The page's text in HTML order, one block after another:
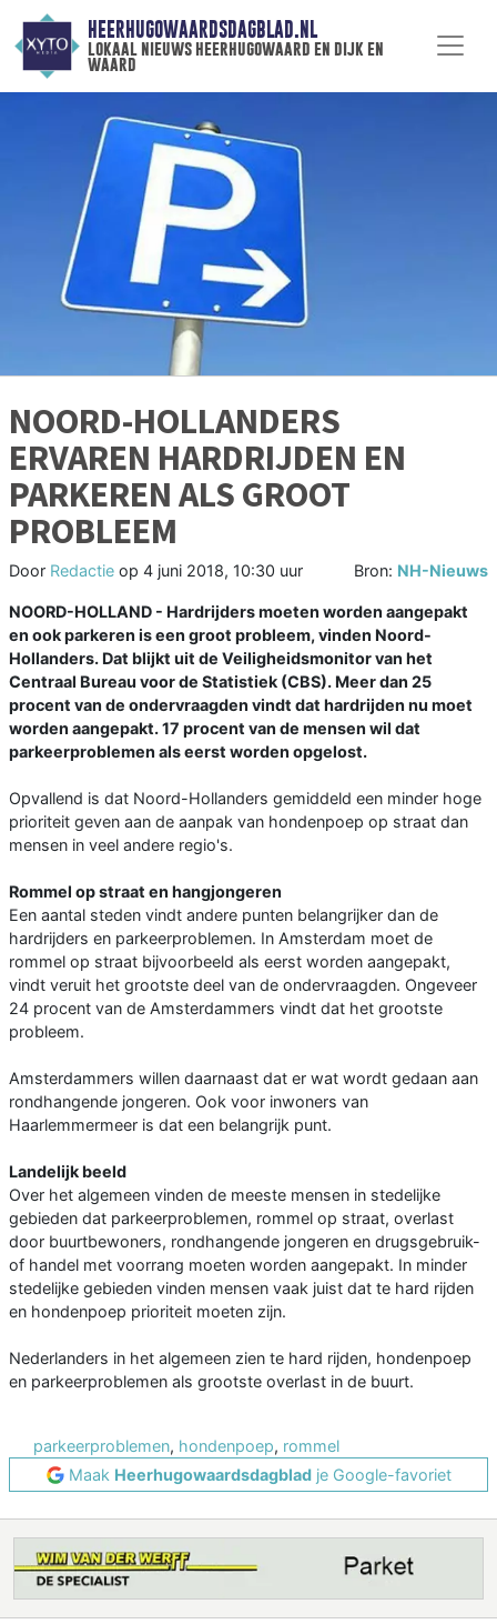
HEERHUGOWAARDSDAGBLAD.NL
lokaal nieuws heerhugowaard en dijk en
waard
NOORD-HOLLANDERS
ERVAREN HARDRIJDEN EN
PARKEREN ALS GROOT
PROBLEEM
Door Redactie op 4 juni 2018, 10:30 uur Bron: NH-Nieuws
NOORD-HOLLAND - Hardrijders moeten worden aangepakt
en ook parkeren is een groot probleem, vinden Noord-
Hollanders. Dat blijkt uit de Veiligheidsmonitor van het
Centraal Bureau voor de Statistiek (CBS). Meer dan 25
procent van de ondervraagden vindt dat hardrijden nu moet
worden aangepakt. 17 procent van de mensen wil dat
parkeerproblemen als eerst worden opgelost.
Opvallend is dat Noord-Hollanders gemiddeld een minder hoge
prioriteit geven aan de aanpak van hondenpoep op straat dan
mensen in veel andere regio's.
Rommel op straat en hangjongeren
Een aantal steden vindt andere punten belangrijker dan de
hardrijders en parkeerproblemen. In Amsterdam moet de
rommel op straat bijvoorbeeld als eerst worden aangepakt,
vindt veruit het grootste deel van de ondervraagden. Ongeveer
24 procent van de Amsterdammers vindt dat het grootste
probleem.
Amsterdammers willen daarnaast dat er wat wordt gedaan aan
rondhangende jongeren. Ook voor inwoners van
Haarlemmermeer is dat een belangrijk punt.
Landelijk beeld
Over het algemeen vinden de meeste mensen in stedelijke
gebieden dat parkeerproblemen, rommel op straat, overlast
door buurtbewoners, rondhangende jongeren en drugsgebruik-
of handel met voorrang moeten worden aangepakt. In minder
stedelijke gebieden vinden mensen vaak juist dat te hard rijden
en hondenpoep prioriteit moeten zijn.
Nederlanders in het algemeen zien te hard rijden, hondenpoep
en parkeerproblemen als grootste overlast in de buurt.
parkeerproblemen, hondenpoep, rommel
Maak Heerhugowaardsdagbladje Google-favoriet